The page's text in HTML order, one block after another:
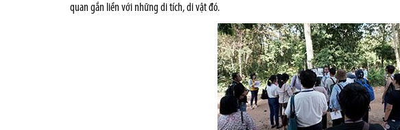
quan gắn liền với những di tích, di vật đó.